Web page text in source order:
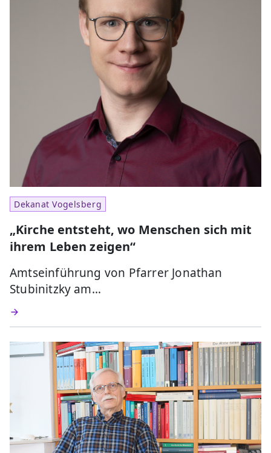
Dekanat Vogelsberg
„Kirche entsteht, wo Menschen sich mit
ihrem Leben zeigen“
Amtseinführung von Pfarrer Jonathan
Stubinitzky am…